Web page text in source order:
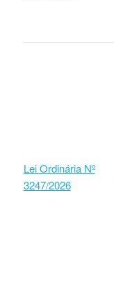
Lei Ordinária Nº
3247/2026